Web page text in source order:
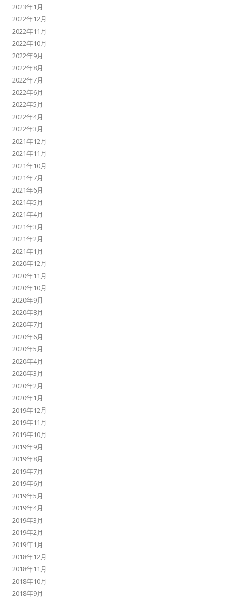
2023年1月
2022年12月
2022年11月
2022年10月
2022年9月
2022年8月
2022年7月
2022年6月
2022年5月
2022年4月
2022年3月
2021年12月
2021年11月
2021年10月
2021年7月
2021年6月
2021年5月
2021年4月
2021年3月
2021年2月
2021年1月
2020年12月
2020年11月
2020年10月
2020年9月
2020年8月
2020年7月
2020年6月
2020年5月
2020年4月
2020年3月
2020年2月
2020年1月
2019年12月
2019年11月
2019年10月
2019年9月
2019年8月
2019年7月
2019年6月
2019年5月
2019年4月
2019年3月
2019年2月
2019年1月
2018年12月
2018年11月
2018年10月
2018年9月